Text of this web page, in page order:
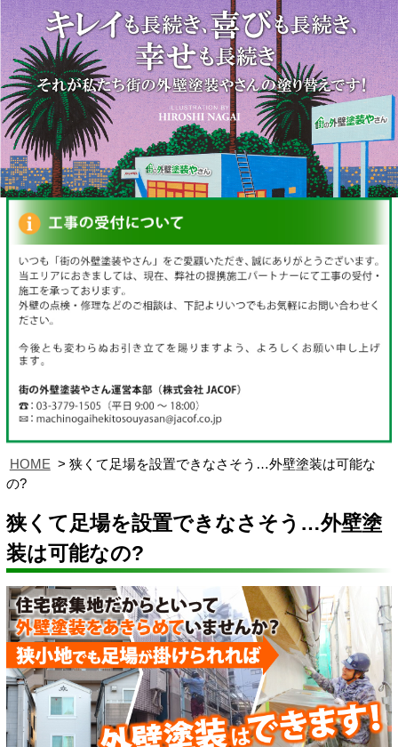
HOME
狭くて足場を設置できなさそう…外壁塗装は可能な
の?
狭くて足場を設置できなさそう…外壁塗
装は可能なの?